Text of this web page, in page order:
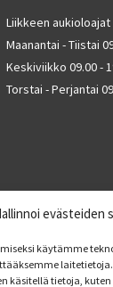
evästeiden
käytämme
käsitellä tietoja,
Liikkeen aukioloajat
Maanantai - Tiistai
Keskiviikko 09.00 -
Torstai - Perjantai